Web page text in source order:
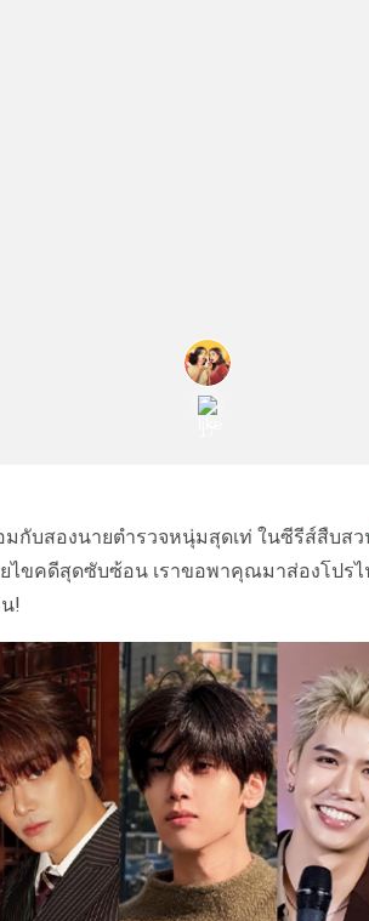
กับสองนายตำรวจหนุ่มสุดเท่ ในซีรีส์สืบส
ไขคดีสุดซับซ้อน เราขอพาคุณมาส่องโปร
!